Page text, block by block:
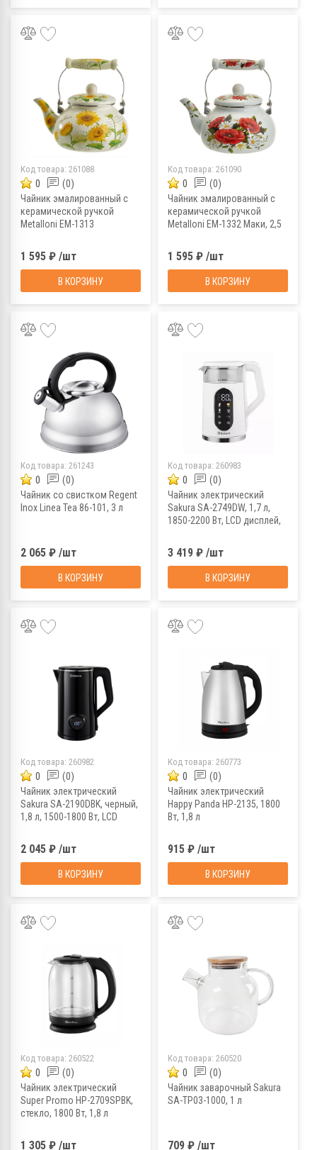
Код товара: 261088
0 (0)
Чайник эмалированный с
керамической ручкой
Metalloni EM-1313
1 595 ₽ /шт
В КОРЗИНУ
Код товара: 261090
0 (0)
Чайник эмалированный с
керамической ручкой
Metalloni EM-1332 Маки, 2,5
1 595 ₽ /шт
В КОРЗИНУ
Код товара: 261243
0 (0)
Чайник со свистком Regent
Inox Linea Tea 86-101, 3 л
2 065 ₽ /шт
В КОРЗИНУ
Код товара: 260983
0 (0)
Чайник электрический
Sakura SA-2749DW, 1,7 л,
1850-2200 Вт, LCD дисплей,
3 419 ₽ /шт
В КОРЗИНУ
Код товара: 260982
0 (0)
Чайник электрический
Sakura SA-2190DBK, черный,
1,8 л, 1500-1800 Вт, LCD
сталь
2 045 ₽ /шт
В КОРЗИНУ
Код товара: 260773
0 (0)
Чайник электрический
Happy Panda HP-2135, 1800
Вт, 1,8 л
915 ₽ /шт
В КОРЗИНУ
Код товара: 260522
0 (0)
Чайник электрический
Super Promo HP-2709SPBK,
стекло, 1800 Вт, 1,8 л
1 305 ₽ /шт
Код товара: 260520
0 (0)
Чайник заварочный Sakura
SA-TP03-1000, 1 л
709 ₽ /шт